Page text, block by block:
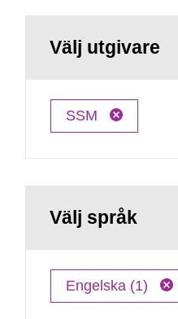
Välj utgivare
SSM
Välj språk
Engelska (1)